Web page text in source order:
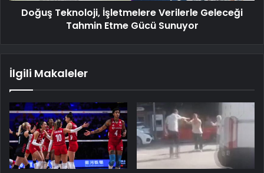
Doğuş Teknoloji, İşletmelere Verilerle Geleceği
Tahmin Etme Gücü Sunuyor
İlgili Makaleler